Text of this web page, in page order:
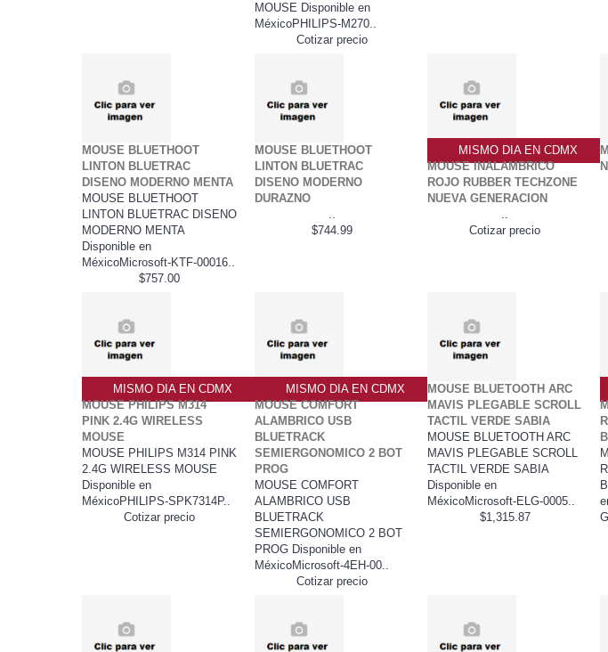
MOUSE Disponible en
MéxicoPHILIPS-M270..
Cotizar precio
MOUSE BLUETHOOT
LINTON BLUETRAC
DISENO MODERNO MENTA
MOUSE BLUETHOOT
LINTON BLUETRAC DISENO
MODERNO MENTA
Disponible en
MéxicoMicrosoft-KTF-00016..
$757.00
MOUSE BLUETHOOT
LINTON BLUETRAC
DISENO MODERNO
DURAZNO
..
$744.99
MISMO DIA EN CDMX
MOUSE INALAMBRICO
ROJO RUBBER TECHZONE
NUEVA GENERACION
..
Cotizar precio
MISMO DIA EN CDMX
MOUSE PHILIPS M314
PINK 2.4G WIRELESS
MOUSE
MOUSE PHILIPS M314 PINK
2.4G WIRELESS MOUSE
Disponible en
MéxicoPHILIPS-SPK7314P..
Cotizar precio
MISMO DIA EN CDMX
MOUSE COMFORT
ALAMBRICO USB
BLUETRACK
SEMIERGONOMICO 2 BOT
PROG
MOUSE COMFORT
ALAMBRICO USB
BLUETRACK
SEMIERGONOMICO 2 BOT
PROG Disponible en
MéxicoMicrosoft-4EH-00..
Cotizar precio
MOUSE BLUETOOTH ARC
MAVIS PLEGABLE SCROLL
TACTIL VERDE SABIA
MOUSE BLUETOOTH ARC
MAVIS PLEGABLE SCROLL
TACTIL VERDE SABIA
Disponible en
MéxicoMicrosoft-ELG-0005..
$1,315.87